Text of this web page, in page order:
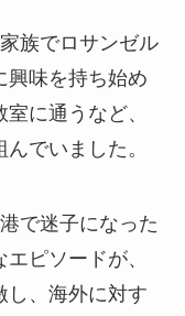
族でロサンゼル
興味を持ち始め
に通うなど、
でいました。
で迷子になった
ピソードが、
し、海外に対す